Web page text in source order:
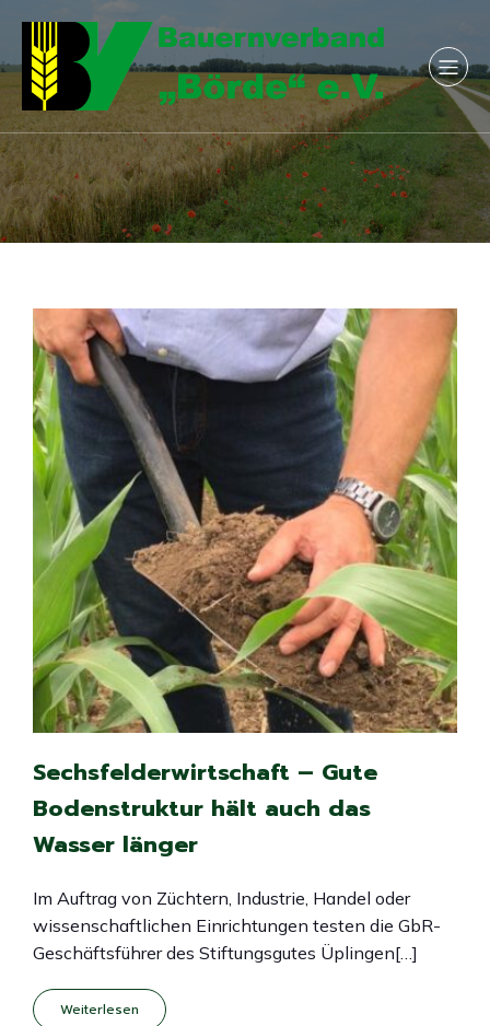
Sechsfelderwirtschaft – Gute
Bodenstruktur hält auch das
Wasser länger
Im Auftrag von Züchtern, Industrie, Handel oder
wissenschaftlichen Einrichtungen testen die GbR-
Geschäftsführer des Stiftungsgutes Üplingen[…]
Weiterlesen